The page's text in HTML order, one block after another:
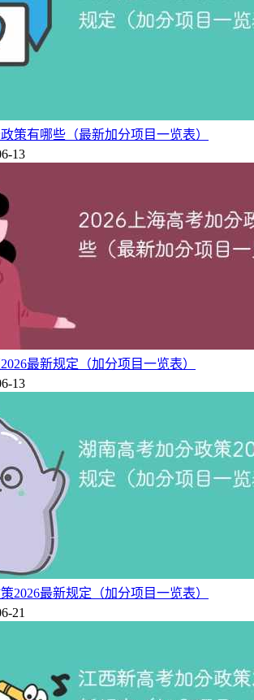
、山区、牧区、少数民族聚集地区转学到
，加5分
，只限上海市属高校。
留下来的“民族”类加分，但门槛极高：必须
山区、牧区、少数民族聚居区转学到上海
年起，市教委联合公安部门追溯户籍迁移
考后才把户口迁到云南又快速转回”的投机
并记入诚信档案。
取消的加分项目：
”加5分
2026起全部取消。不少家长仍抱着“孩子
能加”的想法，明年将彻底落空。
、台湾省籍加5分
人家庭心动，2026年起上海不再执行。教
促进公平，减少身份溢价”。已经拿到市侨
届考生可最后一波使用，2026届无需再准
赛加分
取消，但每年仍有培训机构打着“信息学银
收割家长钱包。2026年上海继续零容忍，
换算成分数，只能用于高校“强基计划”的
关。
但优先录取的项目：
或者战时荣获三等功以上奖励军人的子
人的子女，因公牺牲军人的子女，驻国家
满20年军人的子女，在国家确定的四类以上
军队划定的特类岛屿工作累计满10年军人的
策有哪些（最新加分项目一览表）
13
最新规定（加分项目一览表）
13
2026最新规定（加分项目一览表）
21